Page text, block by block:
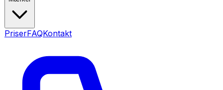
PriserFAQKontakt